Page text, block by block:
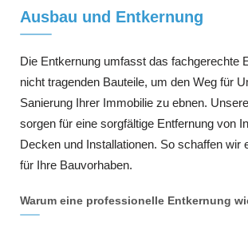
Ausbau und Entkernung
Die Entkernung umfasst das fachgerechte
nicht tragenden Bauteile, um den Weg für
Sanierung Ihrer Immobilie zu ebnen.
sorgen für eine sorgfältige Entfernung von
Decken und Installationen. So schaffen wir
für Ihre Bauvorhaben.
Warum eine professionelle Entkernung